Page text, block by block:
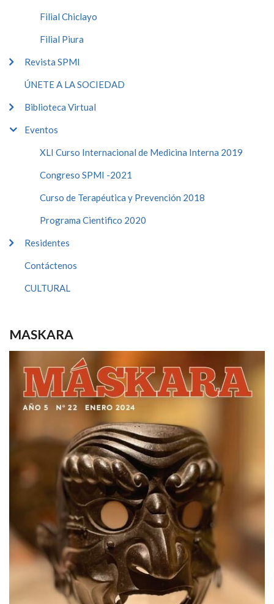
Filial Chiclayo
Filial Piura
Revista SPMI
ÚNETE A LA SOCIEDAD
Biblioteca Virtual
Eventos
XLI Curso Internacional de Medicina Interna 2019
Congreso SPMI -2021
Curso de Terapéutica y Prevención 2018
Programa Cientifico 2020
Residentes
Contáctenos
CULTURAL
MASKARA